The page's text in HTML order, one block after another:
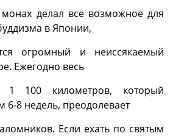
делал все возможное для
в Японии,
огромный и неиссякаемый
Ежегодно весь
1 100 километров, который
6-8 недель, преодолевает
Если ехать по святым